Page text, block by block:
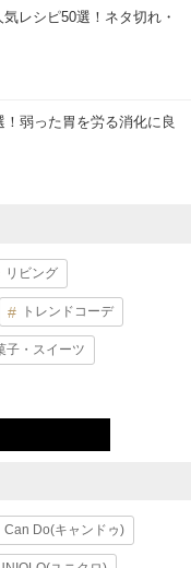
レシピ50選！ネタ切れ・
弱った胃を労る消化に良
リビング
トレンドコーデ
子・スイーツ
Can Do(キャンドゥ)